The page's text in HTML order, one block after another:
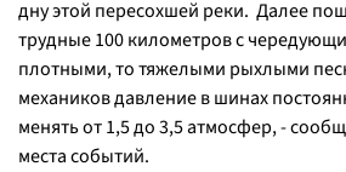
дну этой пересохшей реки. Далее
трудные 100 километров с
плотными, то тяжелыми рыхлыми
механиков давление в шинах
менять от 1,5 до 3,5 атмосфер, -
места событий.